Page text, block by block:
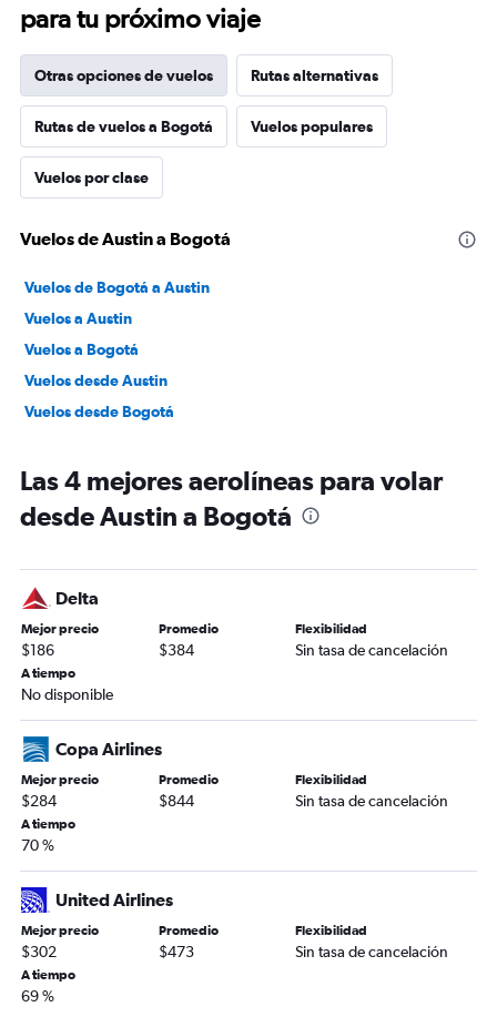
para tu próximo viaje
Otras opciones de vuelos Rutas alternativas
Rutas de vuelos a Bogotá Vuelos populares
Vuelos por clase
Vuelos de Austin a Bogotá
Vuelos de Bogotá a Austin
Vuelos a Austin
Vuelos a Bogotá
Vuelos desde Austin
Vuelos desde Bogotá
Las 4 mejores aerolíneas para volar
desde Austin a Bogotá
Delta
Mejor precio
$186
Promedio
$384
Flexibilidad
Sin tasa de cancelación
A tiempo
No disponible
Copa Airlines
Mejor precio
$284
Promedio
$844
Flexibilidad
Sin tasa de cancelación
A tiempo
70 %
United Airlines
Mejor precio
$302
Promedio
$473
Flexibilidad
Sin tasa de cancelación
A tiempo
69 %